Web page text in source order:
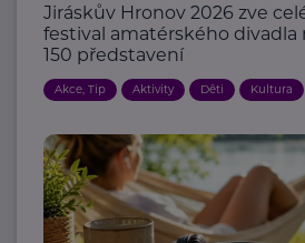
Jiráskův Hronov 2026 zve
festival amatérského
150 představení
Akce, Tip Aktivity Děti Kultura